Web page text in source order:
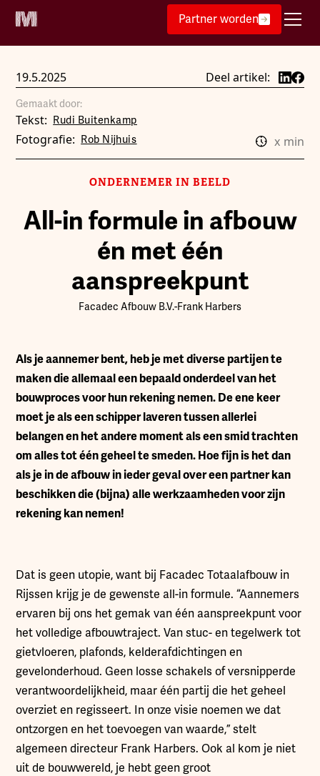
Partner worden
19.5.2025 Deel artikel:
Gemaakt door:
Tekst: Rudi Buitenkamp
Fotografie: Rob Nijhuis x min
ONDERNEMER IN BEELD
All-in formule in afbouw
én met één
aanspreekpunt
Facadec Afbouw B.V.-Frank Harbers
Als je aannemer bent, heb je met diverse partijen te
maken die allemaal een bepaald onderdeel van het
bouwproces voor hun rekening nemen. De ene keer
moet je als een schipper laveren tussen allerlei
belangen en het andere moment als een smid trachten
om alles tot één geheel te smeden. Hoe fijn is het dan
als je in de afbouw in ieder geval over een partner kan
beschikken die (bijna) alle werkzaamheden voor zijn
rekening kan nemen!
Dat is geen utopie, want bij Facadec Totaalafbouw in
Rijssen krijg je de gewenste all-in formule. “Aannemers
ervaren bij ons het gemak van één aanspreekpunt voor
het volledige afbouwtraject. Van stuc- en tegelwerk tot
gietvloeren, plafonds, kelderafdichtingen en
gevelonderhoud. Geen losse schakels of versnipperde
verantwoordelijkheid, maar één partij die het geheel
overziet en regisseert. In onze visie noemen we dat
ontzorgen en het toevoegen van waarde,” stelt
algemeen directeur Frank Harbers. Ook al kom je niet
uit de bouwwereld, je hebt geen groot